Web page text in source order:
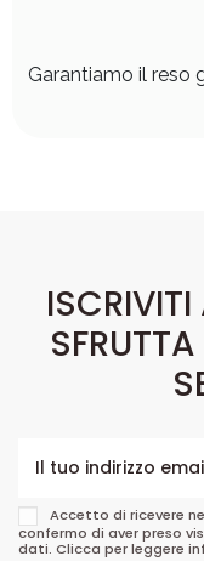
Garantiamo il reso
ISCRIVITI
Accetto di ricevere
confermo di aver preso
dati. Clicca per leggere